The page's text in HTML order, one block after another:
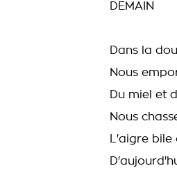
DEMAIN
Dans la
Nous
Du miel et
Nous
L'aigre